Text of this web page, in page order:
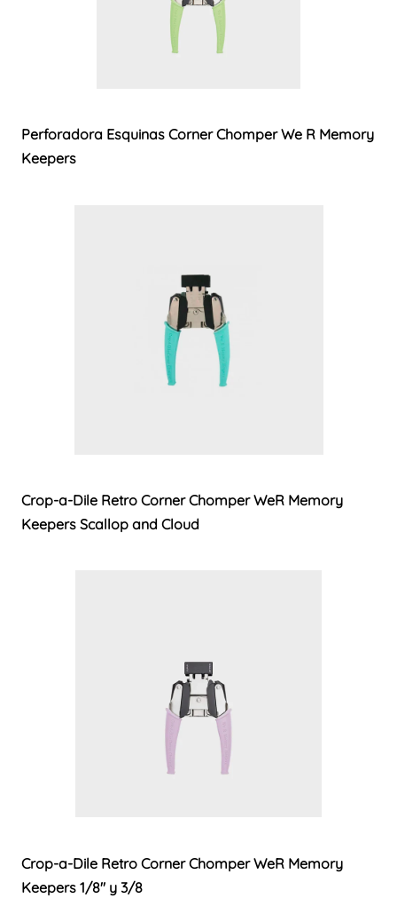
Perforadora Esquinas Corner Chomper We R Memory
Keepers
Crop-a-Dile Retro Corner Chomper WeR Memory
Keepers Scallop and Cloud
Crop-a-Dile Retro Corner Chomper WeR Memory
Keepers 1/8″ y 3/8